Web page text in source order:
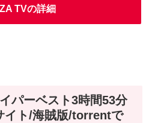
TVの詳細
パーベスト3時間53分
イト/海賊版/torrentで